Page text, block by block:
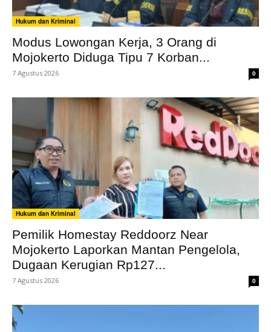
Hukum dan Kriminal
Modus Lowongan Kerja, 3 Orang di
Mojokerto Diduga Tipu 7 Korban...
7 Agustus 2026 0
Hukum dan Kriminal
Pemilik Homestay Reddoorz Near
Mojokerto Laporkan Mantan Pengelola,
Dugaan Kerugian Rp127...
7 Agustus 2026 0